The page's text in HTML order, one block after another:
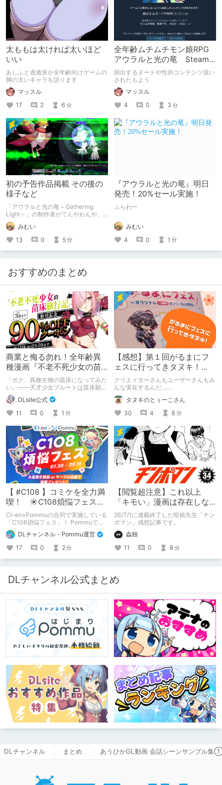
太ももは太ければ太いほど
いい
あしふと過激派が全年齢向けゲームの
脚の太いキャラを語ります
マッスル
17
2 6 分
全年齢ムチムチモン娘RPG
アウラルと光の竜 Steam
版発売開始
頻出するヌードや性的コンテンツ扱い
されたもよう
マッスル
4
0 3 分
初の予告作品掲載 その後の
様子など
「アウラルと光の竜～Gathering
Light～」の制作者がてんやわんや、
そわそわしている様子
みむい
13
0 5分
『アウラルと光の竜』明日
発売！20%セール実施！
ふらわー
みむい
4
0 1 分
おすすめのまとめ
商業と侮る勿れ！全年齢異
種漫画『不老不死少女の苗
床旅行記』新刊記念1～3巻
90%オフクーポン配布中✨
「ボク、異種生物の苗床になってみた
い」――天才少女プルートは苗床願望
を叶えるため、不老不死の体を手に入
れた！ 話題沸騰の全年齢苗床コミッ
クスの新刊が発売開始！ それを記念
して1～3巻まで90%OFFクーポン配
布いたします！ まだ本作品未体験の
皆さん、多分お好きです。ぜひお試し
ください。
DLsite公式
11
0 1 分
【感想】第１回がるまにフ
ェスに行ってきタヌキ！
【レポ】
クリエイターさんもユーザーさんもみ
んな実在するんだ……
タヌキのとぅーこさん
30
4 8 分
【 #C108 】コミケを全力満
喫！ ☀C108煩悩フェス☀
Pommu版のご案内
Ci-en×Pommuの合同で実施している
「C108煩悩フェス」！ Pommuでの
参加方法について、改めてこちらでも
ご案内いたします！
DLチャンネル・Pommu運営
17
0 2分
【閲覧超注意】これ以上
「キモい」漫画は存在しな
い？チンポマンとかいう
「魂の殺人」の完成形
26/7/1に連載終了した暗稿先生「チン
ポマン」感想記事です。
蟲独
11
0 8 分
DLチャンネル公式まとめ
DLチャンネル まとめ あうひかGL動画 会話シーンサンプル集